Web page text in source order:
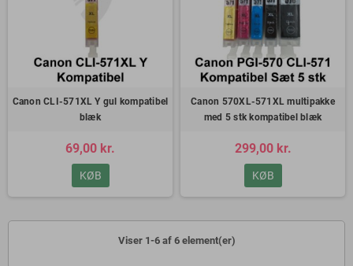
Canon CLI-571XL Y gul kompatibel
blæk
69,00 kr.
KØB
Canon 570XL-571XL multipakke
med 5 stk kompatibel blæk
299,00 kr.
KØB
Viser 1-6 af 6 element(er)